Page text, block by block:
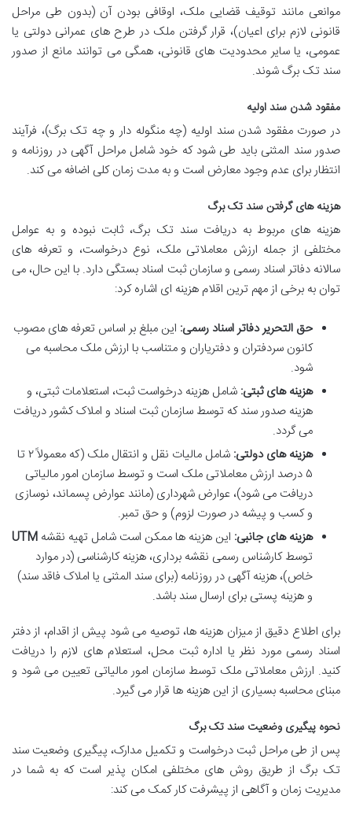
موانعی مانند توقیف قضایی ملک، اوقافی بودن آن (بدون طی مراحل
قانونی لازم برای اعیان)، قرار گرفتن ملک در طرح های عمرانی دولتی یا
عمومی، یا سایر محدودیت های قانونی، همگی می توانند مانع از صدور
سند تک برگ شوند.
مفقود شدن سند اولیه
در صورت مفقود شدن سند اولیه (چه منگوله دار و چه تک برگ)، فرآیند
صدور سند المثنی باید طی شود که خود شامل مراحل آگهی در روزنامه و
انتظار برای عدم وجود معارض است و به مدت زمان کلی اضافه می کند.
هزینه های گرفتن سند تک برگ
هزینه های مربوط به دریافت سند تک برگ، ثابت نبوده و به عوامل
مختلفی از جمله ارزش معاملاتی ملک، نوع درخواست، و تعرفه های
سالانه دفاتر اسناد رسمی و سازمان ثبت اسناد بستگی دارد. با این حال، می
توان به برخی از مهم ترین اقلام هزینه ای اشاره کرد:
حق التحریر دفاتر اسناد رسمی: این مبلغ بر اساس تعرفه های مصوب
کانون سردفتران و دفتریاران و متناسب با ارزش ملک محاسبه می
شود.
هزینه های ثبتی: شامل هزینه درخواست ثبت، استعلامات ثبتی، و
هزینه صدور سند که توسط سازمان ثبت اسناد و املاک کشور دریافت
می گردد.
هزینه های دولتی:
شامل مالیات نقل و انتقال ملک (که معمولاً ۲ تا
۵ درصد ارزش معاملاتی ملک است و توسط سازمان امور مالیاتی
دریافت می شود)، عوارض شهرداری (مانند عوارض پسماند، نوسازی
و کسب و پیشه در صورت لزوم) و حق تمبر.
هزینه های جانبی: این هزینه ها ممکن است شامل تهیه نقشه UTM
توسط کارشناس رسمی نقشه برداری، هزینه کارشناسی (در موارد
خاص)، هزینه آگهی در روزنامه (برای سند المثنی یا املاک فاقد سند)
و هزینه پستی برای ارسال سند باشد.
برای اطلاع دقیق از میزان هزینه ها، توصیه می شود پیش از اقدام، از دفتر
اسناد رسمی مورد نظر یا اداره ثبت محل، استعلام های لازم را دریافت
کنید. ارزش معاملاتی ملک توسط سازمان امور مالیاتی تعیین می شود و
مبنای محاسبه بسیاری از این هزینه ها قرار می گیرد.
نحوه پیگیری وضعیت سند تک برگ
پس از طی مراحل ثبت درخواست و تکمیل مدارک، پیگیری وضعیت سند
تک برگ از طریق روش های مختلفی امکان پذیر است که به شما در
مدیریت زمان و آگاهی از پیشرفت کار کمک می کند: